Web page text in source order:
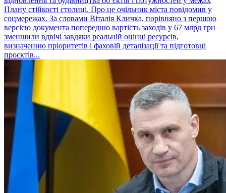
Плану стійкості столиці. Про це очільник міста повідомив у
соцмережах. За словами Віталія Кличка, порівняно з першою
версією документа попередню вартість заходів у 67 млрд грн
зменшили вдвічі завдяки реальній оцінці ресурсів,
визначенню пріоритетів і фаховій деталізації та підготовці
проєктів...